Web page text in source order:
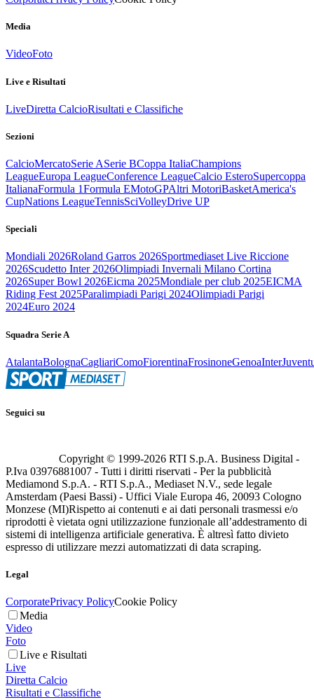
Media
VideoFoto
Live e Risultati
LiveDiretta CalcioRisultati e Classifiche
Sezioni
CalcioMercatoSerie ASerie BCoppa ItaliaChampions
LeagueEuropa LeagueConference LeagueCalcio EsteroSupercoppa
ItalianaFormula 1Formula EMotoGPAltri MotoriBasketAmerica's
CupNations LeagueTennisSciVolleyDrive UP
Speciali
Mondiali 2026Roland Garros 2026Sportmediaset Live Riccione
2026Scudetto Inter 2026Olimpiadi Invernali Milano Cortina
2026Super Bowl 2026Eicma 2025Mondiale per club 2025EICMA
Riding Fest 2025Paralimpiadi Parigi 2024Olimpiadi Parigi
2024Euro 2024
Squadra Serie A
AtalantaBolognaCagliariComoFiorentinaFrosinoneGenoaInter
Seguici su
Copyright © 1999-2026 RTI S.p.A. Business Digital -
P.Iva 03976881007 - Tutti i diritti riservati - Per la pubblicità
Mediamond S.p.A. - RTI S.p.A., Mediaset N.V., sede legale
Amsterdam (Paesi Bassi) - Uffici Viale Europa 46, 20093 Cologno
Monzese (MI)Rispetto ai contenuti e ai dati personali trasmessi e/o
riprodotti è vietata ogni utilizzazione funzionale all’addestramento di
sistemi di intelligenza artificiale generativa. È altresì fatto divieto
espresso di utilizzare mezzi automatizzati di data scraping.
Legal
CorporatePrivacy PolicyCookie Policy
Media
Video
Foto
Live e Risultati
Live
Diretta Calcio
Risultati e Classifiche